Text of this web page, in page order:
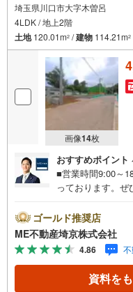
埼玉県川口市大字木曽呂
4LDK / 地上2階
土地120.01m2 /建物 114.21m2
画像14枚
おすすめポイント
■営業時間9:00～
っております。
ご希望の日時をご
可能です。■ご来
入でもれなく3、
限り後日郵送）2.
入、ご売却、太
介でもれなく
ゴールド推奨店
ME不動産埼京株式会社
4.86
資料を